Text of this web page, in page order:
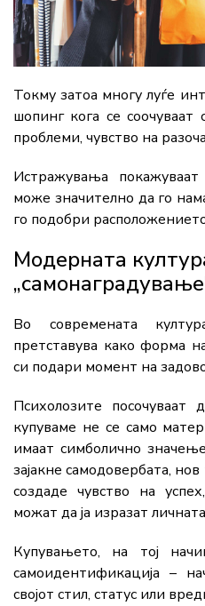
Токмузатоа многулуѓе
шопинг кога сесоочуваат
проблеми, чувство на
Истражувања покажуваат
може значително да го
го подобри
Модерната
„
Во современата
претставува какоформа
си подари момент на
Психолозите посочуваат
купуваме не се само
имаатсимболично
зајакнесамодовербата, нов
создаде чувство на успех,
можат да ја изразат личната
Купувањето, на тој
самоидентификација –
својот стил, статус или